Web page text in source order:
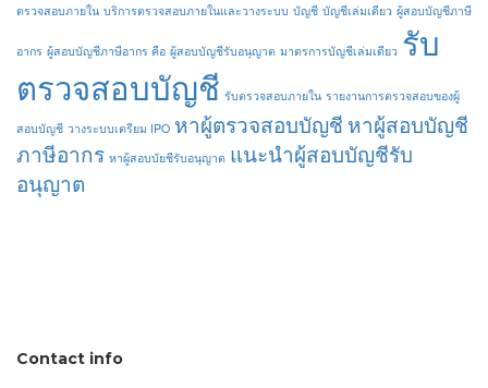
ตรวจสอบภายใน บริการตรวจสอบภายในและวางระบบ บัญชี บัญชีเล่มเดียว ผู้สอบบัญชีภาษี
อากร ผู้สอบบัญชีภาษีอากร คือ ผู้สอบบัญชีรับอนุญาต มาตรการบัญชีเล่มเดียว รับ
ตรวจสอบบัญชี รับตรวจสอบภายใน รายงานการตรวจสอบของผู้
สอบบัญชี วางระบบเตรียม IPO หาผู้ตรวจสอบบัญชี หาผู้สอบบัญชี
ภาษีอากร หาผู้สอบบัยชีรับอนุญาต แนะนำผู้สอบบัญชีรับ
อนุญาต
Contact info